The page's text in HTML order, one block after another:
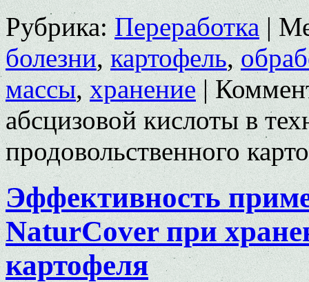
Рубрика: Переработка |
болезни,картофель,
массы,хранение |
абсцизовой кислоты в
продовольственного
Эффективность
NaturCover при
картофеля